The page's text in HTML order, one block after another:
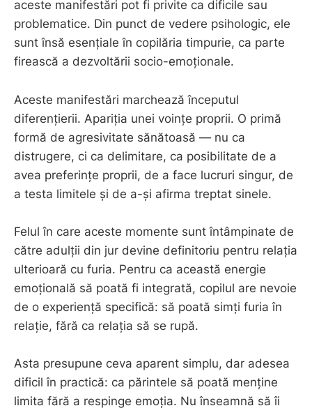
aceste manifestări pot fi privite ca dificile sau
problematice. Din punct de vedere psihologic, ele
sunt însă esențiale în copilăria timpurie, ca parte
firească a dezvoltării socio-emoționale.
Aceste manifestări marchează începutul
diferențierii. Apariția unei voințe proprii. O primă
formă de agresivitate sănătoasă — nu ca
distrugere, ci ca delimitare, ca posibilitate de a
avea preferințe proprii, de a face lucruri singur, de
a testa limitele și de a-și afirma treptat sinele.
Felul în care aceste momente sunt întâmpinate de
către adulții din jur devine definitoriu pentru relația
ulterioară cu furia. Pentru ca această energie
emoțională să poată fi integrată, copilul are nevoie
de o experiență specifică: să poată simți furia în
relație, fără ca relația să se rupă.
Asta presupune ceva aparent simplu, dar adesea
dificil în practică: ca părintele să poată menține
limita fără a respinge emoția. Nu înseamnă să îi